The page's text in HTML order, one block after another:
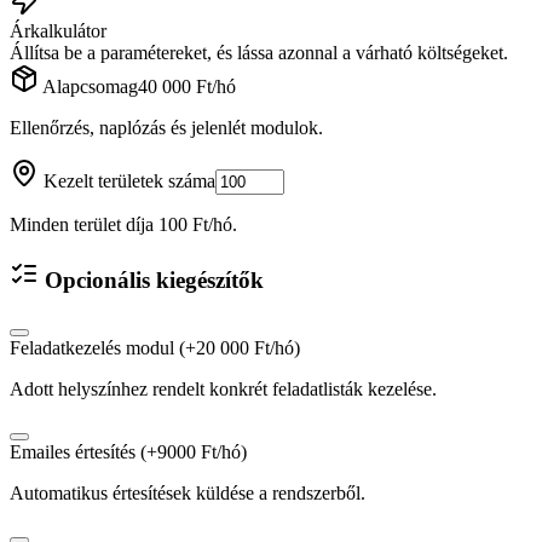
Árkalkulátor
Állítsa be a paramétereket, és lássa azonnal a várható költségeket.
Alapcsomag40 000 Ft/hó
Ellenőrzés, naplózás és jelenlét modulok.
Kezelt területek száma
Minden terület díja 100 Ft/hó.
Opcionális kiegészítők
Feladatkezelés modul (+20 000 Ft/hó)
Adott helyszínhez rendelt konkrét feladatlisták kezelése.
Emailes értesítés (+9000 Ft/hó)
Automatikus értesítések küldése a rendszerből.